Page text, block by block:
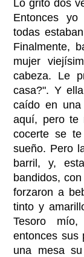
Lo gritó dos
Entonces
todas
Finalmente,
mujer
cabeza. Le
casa?". Y
caído en
aquí, pero te
cocerte se
sueño. Pero
barril, y,
bandidos,
forzaron a
tinto y
Tesoro
entonces sus
una mesa